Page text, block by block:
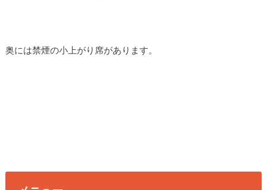
奥には禁煙の小上がり席があります。